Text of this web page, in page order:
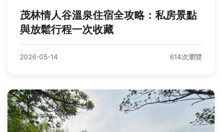
茂林情人谷溫泉住宿全攻略：私房景點
與放鬆行程一次收藏
2026-05-14 614次瀏覽